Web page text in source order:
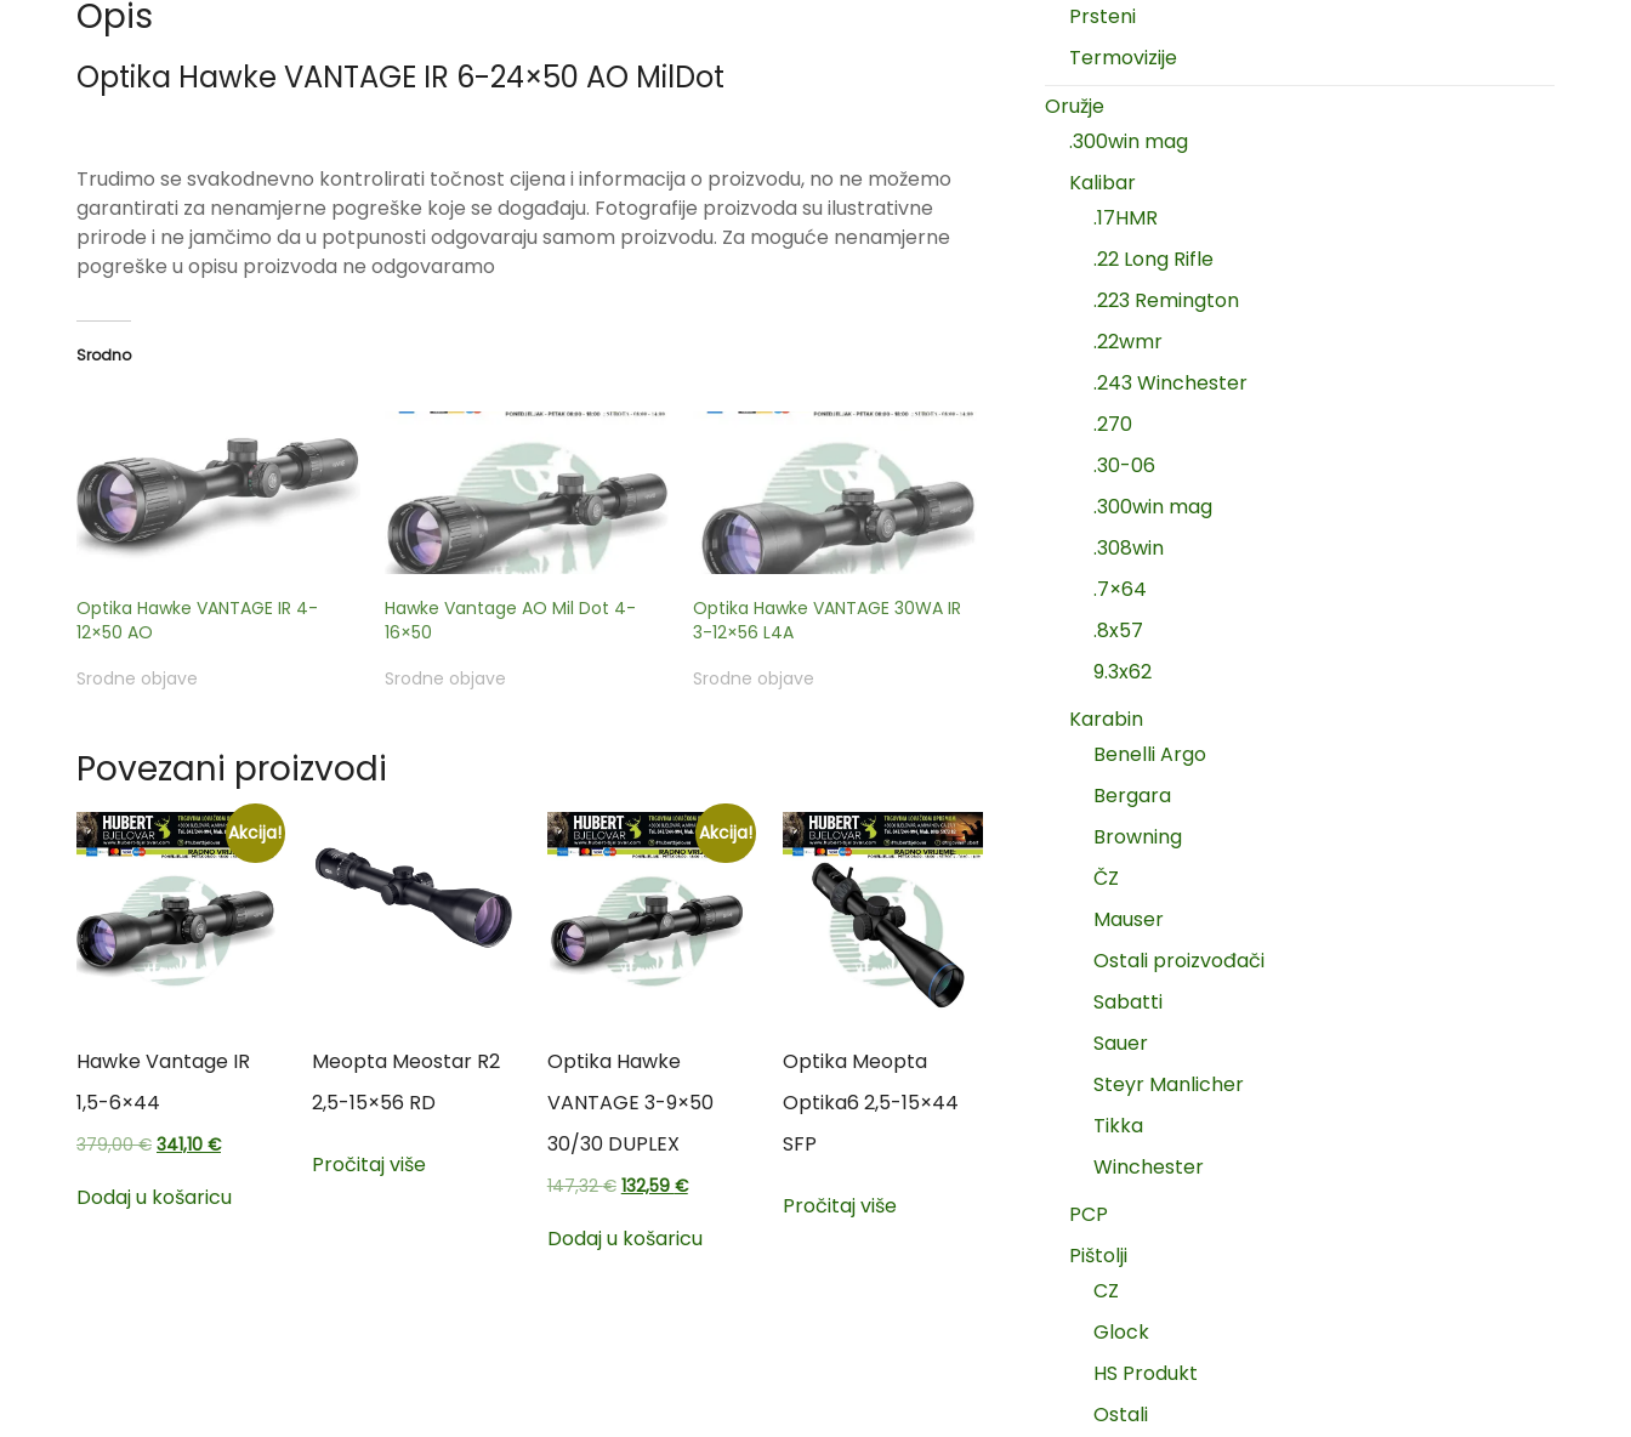
Opis
Optika Hawke VANTAGE IR 6-24×50 AO MilDot
Trudimo se svakodnevno kontrolirati točnost cijena i informacija o proizvodu, no ne možemo
garantirati za nenamjerne pogreške koje se događaju. Fotografije proizvoda su ilustrativne
prirode i ne jamčimo da u potpunosti odgovaraju samom proizvodu. Za moguće nenamjerne
pogreške u opisu proizvoda ne odgovaramo
Srodno
Optika Hawke VANTAGE IR 4-
12×50 AO
Srodne objave
Hawke Vantage AO Mil Dot 4-
16×50
Srodne objave
Optika Hawke VANTAGE 30WA IR
3-12×56 L4A
Srodne objave
Povezani proizvodi
Akcija!
Hawke Vantage IR
1,5-6×44
379,00€ 341,10 €
Dodaj u košaricu
Meopta Meostar R2
2,5-15×56 RD
Pročitaj više
Akcija!
Optika Hawke
VANTAGE 3-9×50
30/30 DUPLEX
147,32€ 132,59 €
Dodaj u košaricu
Optika Meopta
Optika6 2,5-15×44
SFP
Pročitaj više
Prsteni
Termovizije
Oružje
.300win mag
Kalibar
.17HMR
.22 Long Rifle
.223 Remington
.22wmr
.243 Winchester
.270
.30-06
.300win mag
.308win
.7×64
.8x57
9.3x62
Karabin
Benelli Argo
Bergara
Browning
ČZ
Mauser
Ostali proizvođači
Sabatti
Sauer
Steyr Manlicher
Tikka
Winchester
PCP
Pištolji
CZ
Glock
HS Produkt
Ostali